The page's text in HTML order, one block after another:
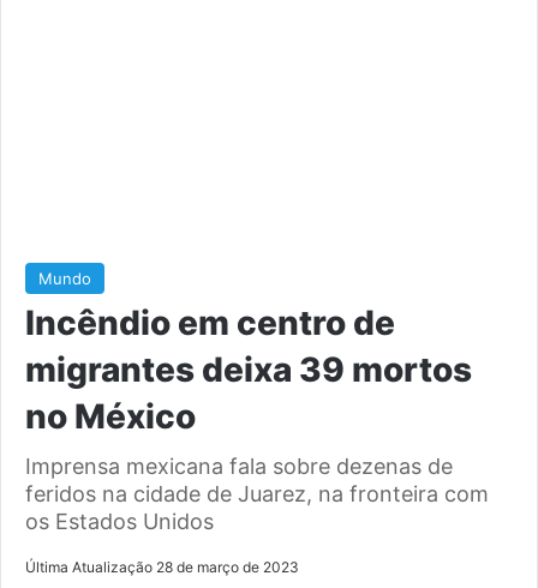
Mundo
Incêndio em centro de
migrantes deixa 39 mortos
no México
Imprensa mexicana fala sobre dezenas de
feridos na cidade de Juarez, na fronteira com
os Estados Unidos
Última Atualização 28 de março de 2023